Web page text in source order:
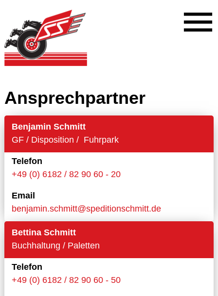
Ansprechpartner
Benjamin Schmitt
GF / Disposition / Fuhrpark
Telefon
+49 (0) 6182 / 82 90 60 - 20
Email
benjamin.schmitt@speditionschmitt.de
Bettina Schmitt
Buchhaltung / Paletten
Telefon
+49 (0) 6182 / 82 90 60 - 50